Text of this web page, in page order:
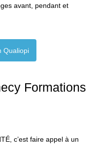
avant, pendant et
Qualiopi
Formations
c’est faire appel à un